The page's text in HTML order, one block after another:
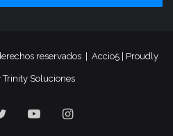
reservados | Accio5| Proudly
Trinity Soluciones
Twitter YouTubeInstagram